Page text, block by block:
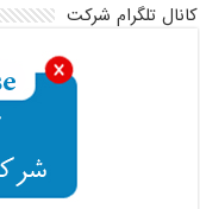
کانال تلگرام شرکت